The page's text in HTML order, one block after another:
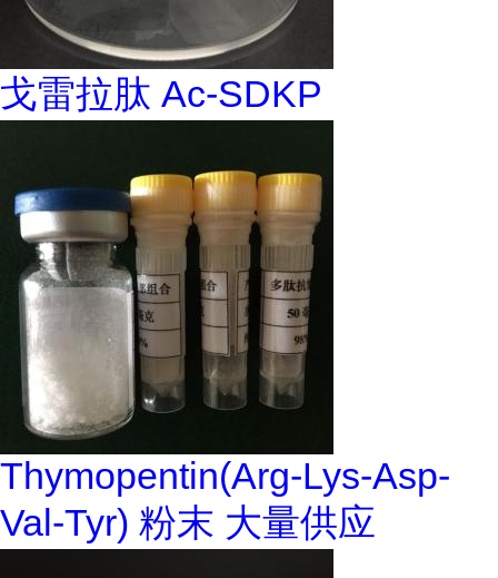
戈雷拉肽 Ac-SDKP
Thymopentin(Arg-Lys-Asp-
Val-Tyr) 粉末 大量供应